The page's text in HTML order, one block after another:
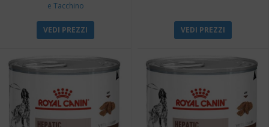
e Tacchino
VEDI PREZZI VEDI PREZZI